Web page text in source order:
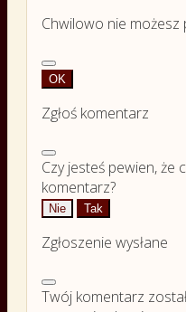
Chwilowo nie możesz
OK
Zgłoś komentarz
Czy jesteś pewien, że
komentarz?
Nie Tak
Zgłoszenie wysłane
Twój komentarz